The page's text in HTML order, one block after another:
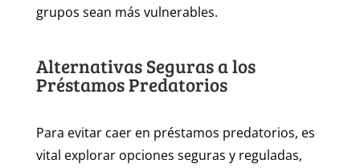
grupos sean más vulnerables.
Alternativas Seguras a los
Préstamos Predatorios
Para evitar caer en préstamos predatorios, es
vital explorar opciones seguras y reguladas,